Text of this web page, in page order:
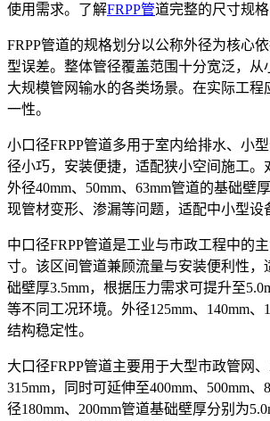
使用需求。了解FRPP管道完整的尺寸规
FRPP管道的规格划分以公称外径为核心
型误差。整体管径覆盖范围十分宽泛，
大规模管网输水的各类场景。在实际工
一性。
小口径FRPP管道多用于室内给排水、小
径小巧，安装便捷，适配狭小空间施工。
外径40mm、50mm、63mm管道的基础
现管材变形、渗漏等问题，适配中小型设
中口径FRPP管道是工业与市政工程中的
寸。该区间管道兼顾流量与安装便利性，
础壁厚3.5mm，根据压力需求可提升至
等不同工况环境。外径125mm、140mm
结构稳定性。
大口径FRPP管道主要用于大型市政管网
315mm，同时可延伸至400mm、500mm
径180mm、200mm管道基础壁厚分别为